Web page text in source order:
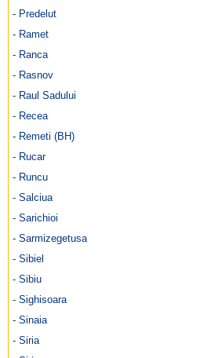
- Predelut
- Ramet
- Ranca
- Rasnov
- Raul Sadului
- Recea
- Remeti (BH)
- Rucar
- Runcu
- Salciua
- Sarichioi
- Sarmizegetusa
- Sibiel
- Sibiu
- Sighisoara
- Sinaia
- Siria